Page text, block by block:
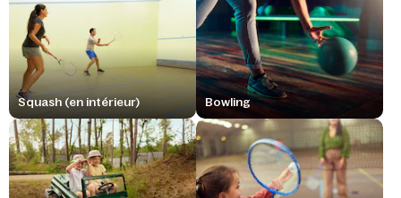
Squash (en intérieur) Bowling